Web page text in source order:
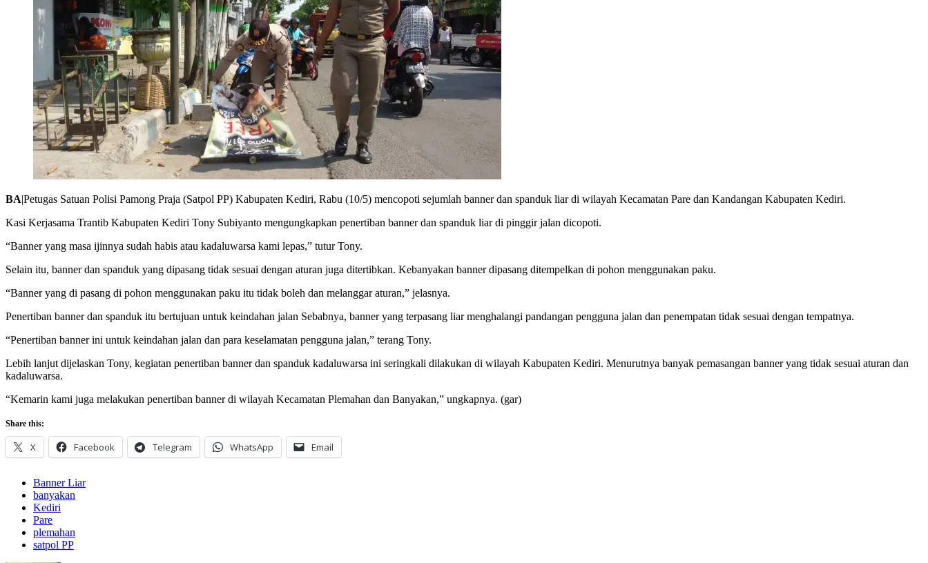
BA|Petugas Satuan Polisi Pamong Praja (Satpol PP) Kabupaten Kediri, Rabu (10/5) mencopoti sejumlah banner dan spanduk liar di wilayah Kecamatan Pare dan Kandangan Kabupaten Kediri.
Kasi Kerjasama Trantib Kabupaten Kediri Tony Subiyanto mengungkapkan penertiban banner dan spanduk liar di pinggir jalan dicopoti.
“Banner yang masa ijinnya sudah habis atau kadaluwarsa kami lepas,” tutur Tony.
Selain itu, banner dan spanduk yang dipasang tidak sesuai dengan aturan juga ditertibkan. Kebanyakan banner dipasang ditempelkan di pohon menggunakan paku.
“Banner yang di pasang di pohon menggunakan paku itu tidak boleh dan melanggar aturan,” jelasnya.
Penertiban banner dan spanduk itu bertujuan untuk keindahan jalan Sebabnya, banner yang terpasang liar menghalangi pandangan pengguna jalan dan penempatan tidak sesuai dengan tempatnya.
“Penertiban banner ini untuk keindahan jalan dan para keselamatan pengguna jalan,” terang Tony.
Lebih lanjut dijelaskan Tony, kegiatan penertiban banner dan spanduk kadaluwarsa ini seringkali dilakukan di wilayah Kabupaten Kediri. Menurutnya banyak pemasangan banner yang tidak sesuai aturan dan
kadaluwarsa.
“Kemarin kami juga melakukan penertiban banner di wilayah Kecamatan Plemahan dan Banyakan,” ungkapnya. (gar)
Share this:
X Facebook Telegram WhatsApp Email
Banner Liar
banyakan
Kediri
Pare
plemahan
satpol PP